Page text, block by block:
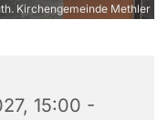
Kirchengemeinde Methler
15:00 -